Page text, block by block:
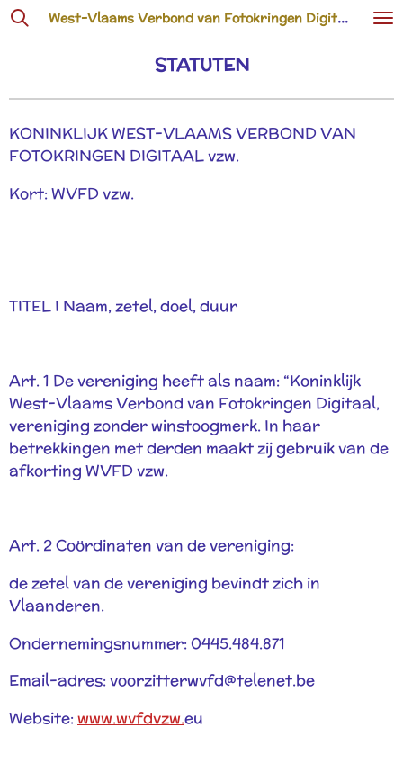
Ga
West-Vlaams Verbond van Fotokringen Digitaal vzw
STATUTEN
KONINKLIJK WEST-VLAAMS VERBOND VAN
FOTOKRINGEN DIGITAAL vzw.
Kort: WVFD vzw.
TITEL I Naam, zetel, doel, duur
Art. 1 De vereniging heeft als naam: “Koninklijk
West-Vlaams Verbond van Fotokringen Digitaal,
vereniging zonder winstoogmerk. In haar
betrekkingen met derden maakt zij gebruik van de
afkorting WVFD vzw.
Art. 2 Coördinaten van de vereniging:
de zetel van de vereniging bevindt zich in
Vlaanderen.
Ondernemingsnummer: 0445.484.871
Email-adres: voorzitterwvfd@telenet.be
Website:www.wvfdvzw.eu